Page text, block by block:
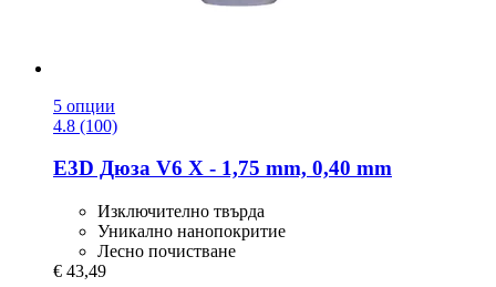
5 опции
4.8 (100)
E3D Дюза V6 X -​ 1,75 mm, 0,40 mm
Изключително твърда
Уникално нанопокритие
Лесно почистване
€ 43,49